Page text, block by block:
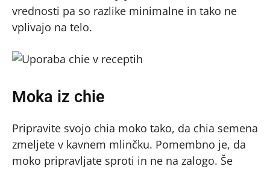
vrednosti pa so razlike minimalne in tako ne
vplivajo na telo.
Moka iz chie
Pripravite svojo chia moko tako, da chia semena
zmeljete v kavnem mlinčku. Pomembno je, da
moko pripravljate sproti in ne na zalogo. Še